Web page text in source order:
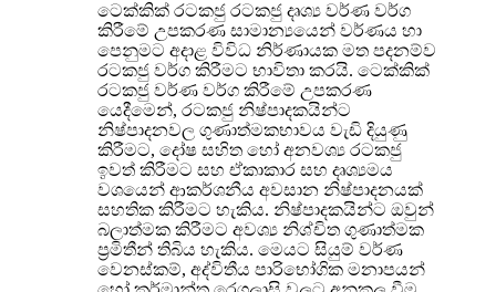
ටෙක්කික් රටකජු රටකජු දෘශ්‍ය වර්ණ වර්ග
කිරීමේ උපකරණ සාමාන්‍යයෙන් වර්ණය හා
පෙනුමට අදාළ විවිධ නිර්ණායක මත පදනම්ව
රටකජු වර්ග කිරීමට භාවිතා කරයි. ටෙක්කික්
රටකජු වර්ණ වර්ග කිරීමේ උපකරණ
යෙදීමෙන්, රටකජු නිෂ්පාදකයින්ට
නිෂ්පාදනවල ගුණාත්මකභාවය වැඩි දියුණු
කිරීමට, දෝෂ සහිත හෝ අනවශ්‍ය රටකජු
ඉවත් කිරීමට සහ ඒකාකාර සහ දෘශ්‍යමය
වශයෙන් ආකර්ශනීය අවසාන නිෂ්පාදනයක්
සහතික කිරීමට හැකිය. නිෂ්පාදකයින්ට ඔවුන්
බලාත්මක කිරීමට අවශ්‍ය නිශ්චිත ගුණාත්මක
ප්‍රමිතීන් තිබිය හැකිය. මෙයට සියුම් වර්ණ
වෙනස්කම්, අද්විතීය පාරිභෝගික මනාපයන්